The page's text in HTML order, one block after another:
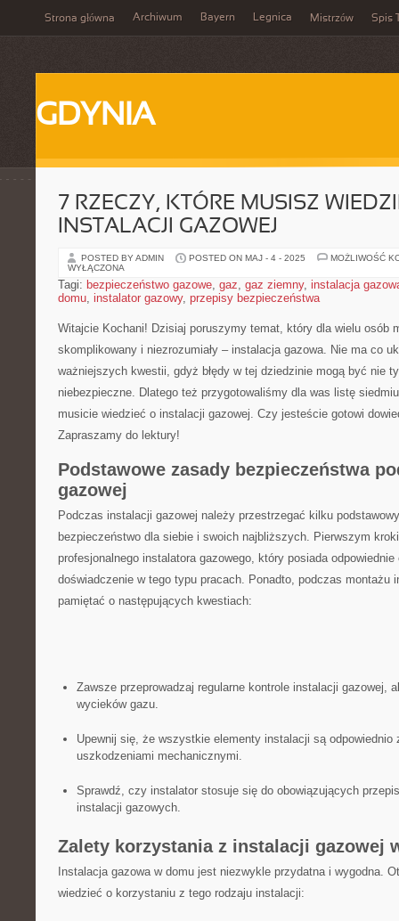
Strona główna Archiwum Bayern Legnica Mistrzów Spis
GDYNIA
7 RZECZY, KTÓRE MUSISZ
INSTALACJI GAZOWEJ
POSTED BY ADMIN POSTED ON MAJ - 4 - 2025
MOŻLIWOŚĆ
WYŁĄCZONA
Tagi: bezpieczeństwo gazowe, gaz, gaz ziemny, instalacja
domu, instalator gazowy, przepisy bezpieczeństwa
Witajcie Kochani! Dzisiaj poruszymy temat, który⁤ dla wielu osób
⁢skomplikowany i niezrozumiały ⁣– instalacja gazowa. Nie ma co
ważniejszych kwestii, gdyż błędy w ⁤tej dziedzinie mogą ⁢być​ nie
niebezpieczne. Dlatego też przygotowaliśmy dla was listę
musicie wiedzieć⁣ o instalacji‌ gazowej. Czy jesteście gotowi
Zapraszamy do lektury!
Podstawowe zasady bezpieczeństwa
gazowej
Podczas instalacji ‍gazowej należy ⁤przestrzegać kilku⁣
bezpieczeństwo dla siebie i‍ swoich najbliższych. Pierwszym
profesjonalnego instalatora gazowego, który posiada
doświadczenie w tego typu pracach. Ponadto,⁤ podczas montażu
pamiętać o następujących kwestiach:
Zawsze przeprowadzaj regularne kontrole instalacji gazowej,
wycieków gazu.
Upewnij się, że wszystkie ⁤elementy instalacji ⁤są odpowiednio
uszkodzeniami‌ mechanicznymi.
Sprawdź,‍ czy instalator stosuje się do obowiązujących
instalacji ‌gazowych.
Zalety korzystania z ⁣instalacji​ gazowej
Instalacja gazowa w domu ​jest ‌niezwykle ​przydatna i wygodna.
wiedzieć o korzystaniu z ⁤tego rodzaju instalacji: